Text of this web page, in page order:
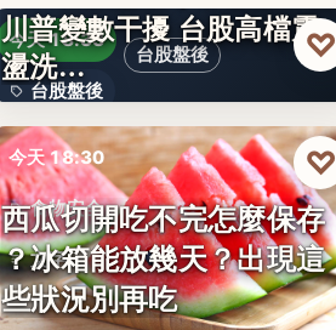
台股盤後
今天 18:33
台股盤後
170.79
川普變數干擾 台股高檔震
盪洗…
♡
今天 18:30
食物安全
文字
西瓜切開吃不完怎麼保存
？冰箱能放幾天？出現這
些狀況別再吃
♡